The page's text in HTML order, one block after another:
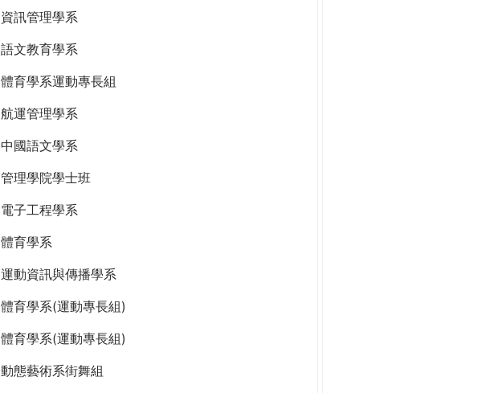
資訊管理學系
語文教育學系
體育學系運動專長組
航運管理學系
中國語文學系
管理學院學士班
電子工程學系
體育學系
運動資訊與傳播學系
體育學系(運動專長組)
體育學系(運動專長組)
動態藝術系街舞組